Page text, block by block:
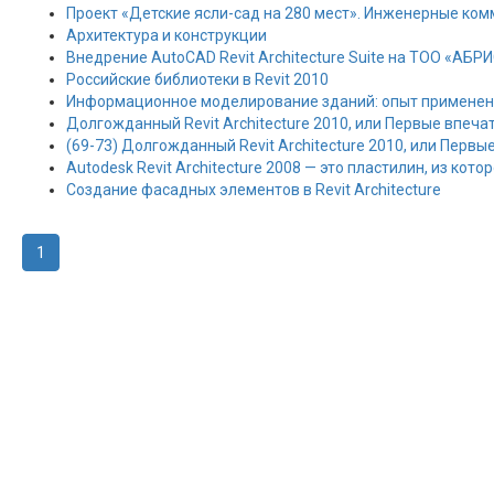
Проект «Детские ясли-сад на 280 мест». Инженерные
Архитектура и конструкции
Внедрение AutoCAD Revit Architecture Suite на ТОО
Российские библиотеки в Revit 2010
Информационное моделирование зданий: опыт
Долгожданный Revit Architecture 2010, или Первые
(69-73) Долгожданный Revit Architecture 2010, или
Autodesk Revit Architecture 2008 — это пластилин, из
Создание фасадных элементов в Revit Architecture
1